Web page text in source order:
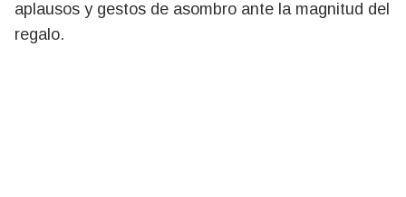
aplausos y gestos de asombro ante la magnitud del
regalo.